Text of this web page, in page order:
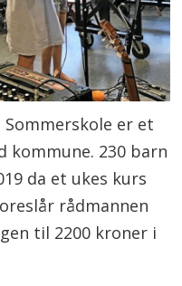
Sommerskole er et
230 barn
da et ukes kurs
rådmannen
til 2200 kroner i